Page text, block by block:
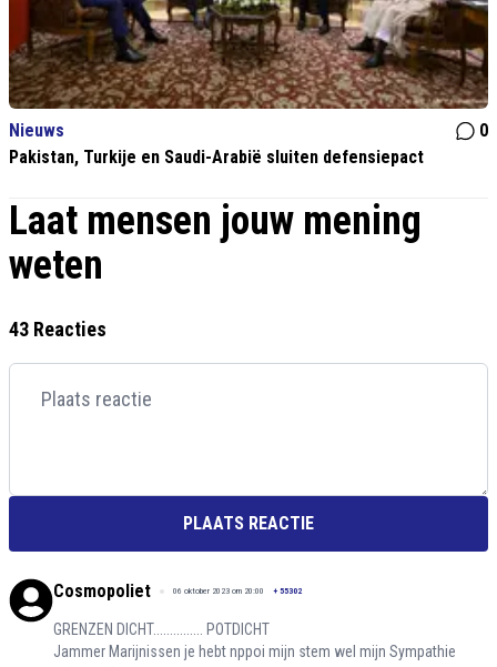
Nieuws
0
Pakistan, Turkije en Saudi-Arabië sluiten defensiepact
Laat mensen jouw mening
weten
43 Reacties
PLAATS REACTIE
Cosmopoliet 06 oktober 2023 om 20:00 + 55302
GRENZEN DICHT............... POTDICHT
Jammer Marijnissen je hebt nppoi mijn stem wel mijn Sympathie